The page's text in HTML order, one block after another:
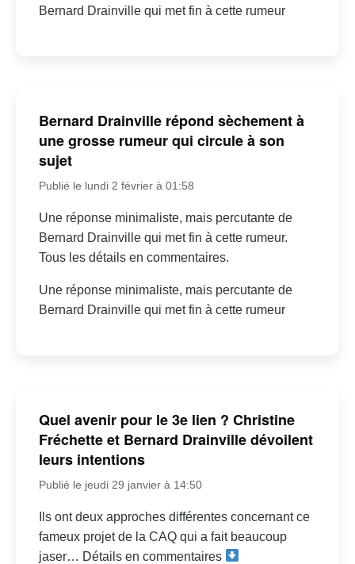
Bernard Drainville qui met fin à cette rumeur
Bernard Drainville répond sèchement à
une grosse rumeur qui circule à son
sujet
Publié le lundi 2 février à 01:58
Une réponse minimaliste, mais percutante de
Bernard Drainville qui met fin à cette rumeur.
Tous les détails en commentaires.
Une réponse minimaliste, mais percutante de
Bernard Drainville qui met fin à cette rumeur
Quel avenir pour le 3e lien ? Christine
Fréchette et Bernard Drainville dévoilent
leurs intentions
Publié le jeudi 29 janvier à 14:50
Ils ont deux approches différentes concernant ce
fameux projet de la CAQ qui a fait beaucoup
jaser… Détails en commentaires